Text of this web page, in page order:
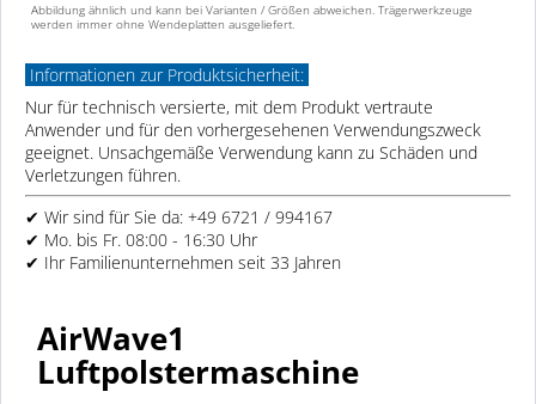
Abbildung ähnlich und kann bei Varianten / Größen abweichen. Trägerwerkzeuge
werden immer ohne Wendeplatten ausgeliefert.
Informationen zur Produktsicherheit:
Nur für technisch versierte, mit dem Produkt vertraute
Anwender und für den vorhergesehenen Verwendungszweck
geeignet. Unsachgemäße Verwendung kann zu Schäden und
Verletzungen führen.
✔ Wir sind für Sie da: +49 6721 / 994167
✔ Mo. bis Fr. 08:00 - 16:30 Uhr
✔ Ihr Familienunternehmen seit 33 Jahren
AirWave1
Luftpolstermaschine